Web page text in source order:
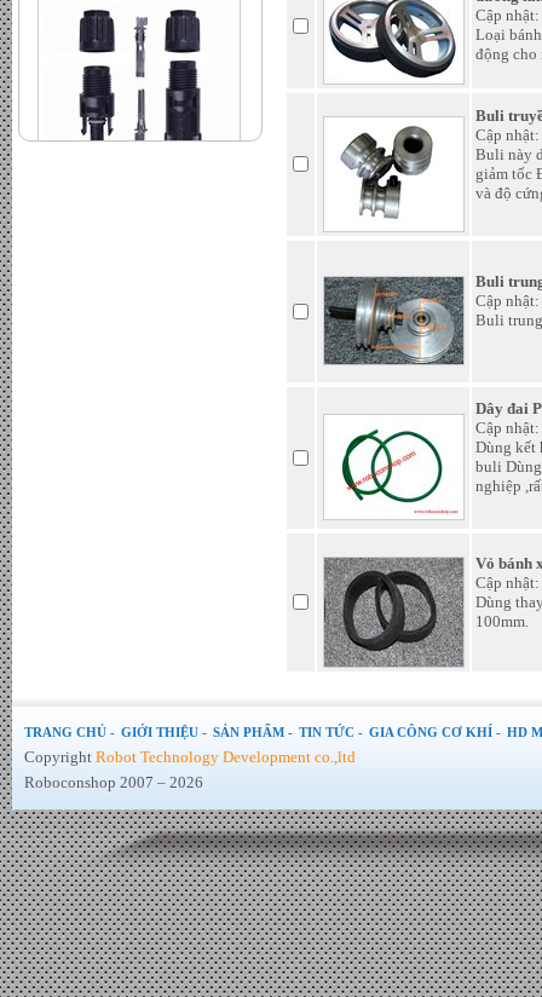
Jack MC4 đầu bấm chính hãng
- Đơn giá : LiÃªn há»‡
PERC chính hãng JA Sollar -
Đơn giá : LiÃªn há»‡
Cập
Loại
động cho
Buli
Cập
Buli này
giảm tốc
và độ
Buli
Cập
Buli
Dây đai
Cập
Dùng kết
buli
nghiệp
Vỏ bánh
Cập
Dùng
100mm.
TRANG CHỦ - GIỚI THIỆU - SẢN PHẨM - TIN TỨC - GIA CÔNG CƠ KHÍ - HD
Copyright Robot Technology Development co.,ltd
Roboconshop 2007 – 2026